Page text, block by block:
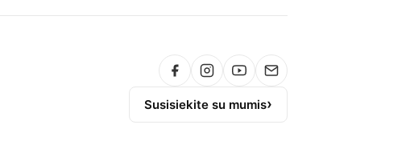
Susisiekite su mumis